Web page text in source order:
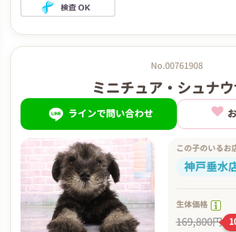
No.00761908
ミニチュア・シュナ
ラインで問い合わせ
この子のいるお
神戸垂水
生体価格
169,800円